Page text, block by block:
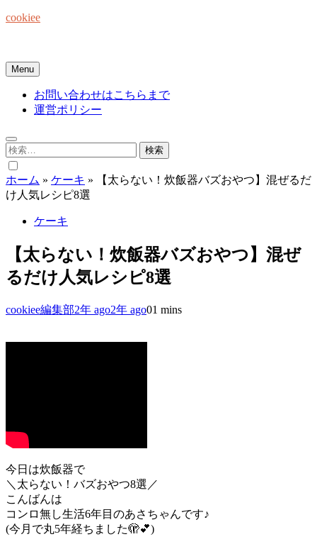
Skip
cookiee
Menu
お問い合わせはこちらまで
運営ポリシー
検
索:
ホーム » ケーキ »
【太らない！炊飯器バズおやつ】混ぜるだ
け人気レシピ8選
ケーキ
【太らない！炊飯器バズおやつ】混ぜ
るだけ人気レシピ8選
cookiee編集部2年 ago2年 ago01 mins
今日は炊飯器で
＼太らない！バズおやつ8選／
こんばんは
コンロ無し生活6年目のあさちゃんです♪
(今月で丸5年経ちました🫣💕)